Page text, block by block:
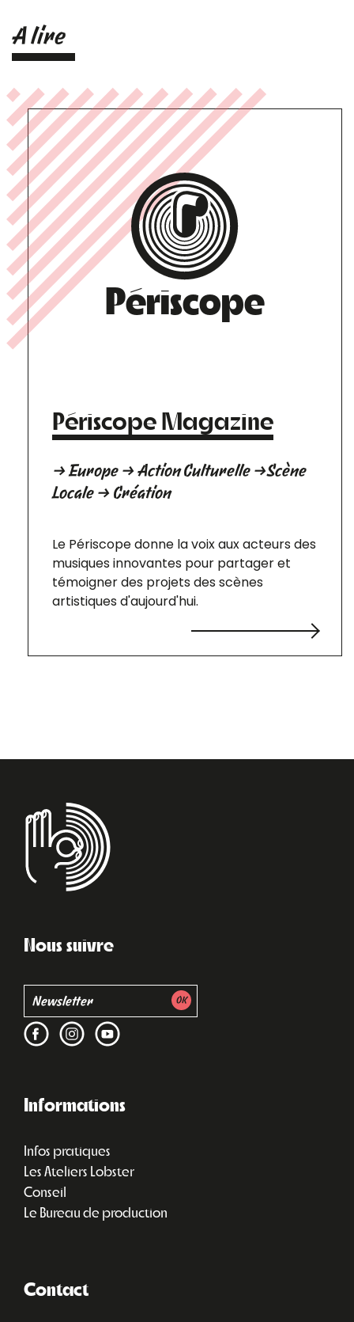
A lire
Périscope
Périscope Magazine
→ Europe → Action Culturelle →Scène
Locale → Création
Le Périscope donne la voix aux acteurs des
musiques innovantes pour partager et
témoigner des projets des scènes
artistiques d'aujourd'hui.
Nous suivre
Informations
Infos pratiques
Les Ateliers Lobster
Conseil
Le Bureau de production
Contact